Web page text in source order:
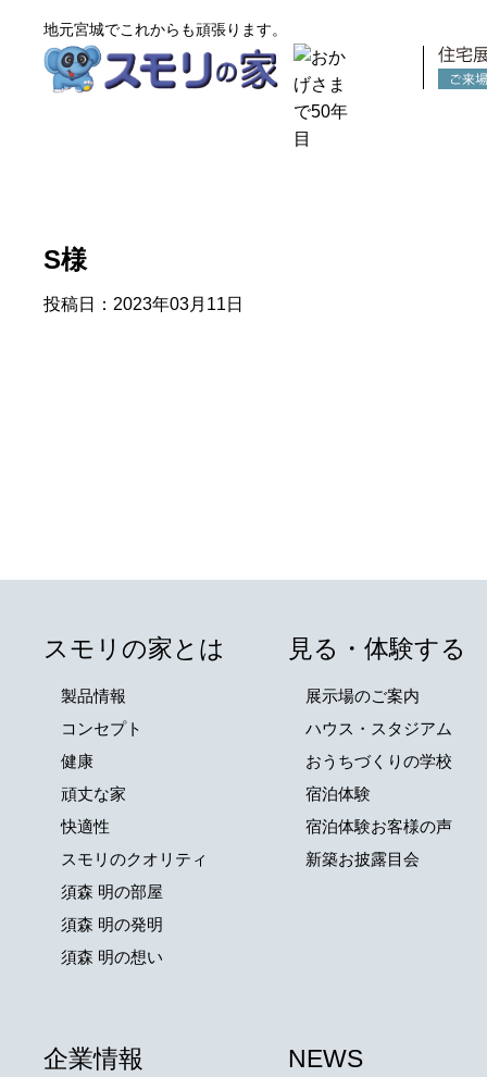
地元宮城でこれからも頑張ります。
スモリの家
S様
投稿日：2023年03月11日
スモリの家とは
製品情報
コンセプト
健康
頑丈な家
快適性
スモリのクオリティ
須森 明の部屋
須森 明の発明
須森 明の想い
見る・体験する
展示場のご案内
ハウス・スタジアム
おうちづくりの学校
宿泊体験
宿泊体験お客様の声
新築お披露目会
企業情報 NEWS